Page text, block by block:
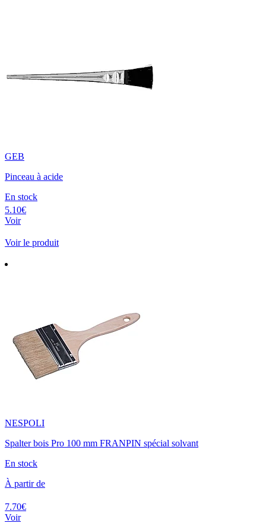
GEB
Pinceau à acide
En stock
5.10€
Voir
Voir le produit
NESPOLI
Spalter bois Pro 100 mm FRANPIN spécial solvant
En stock
À partir de
7.70€
Voir